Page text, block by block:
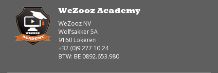
WeZooz Academy
WeZooz NV
Wolfsakker 5A
9160 Lokeren
+32 (0)9 277 10 24
BTW: BE 0892.653.980